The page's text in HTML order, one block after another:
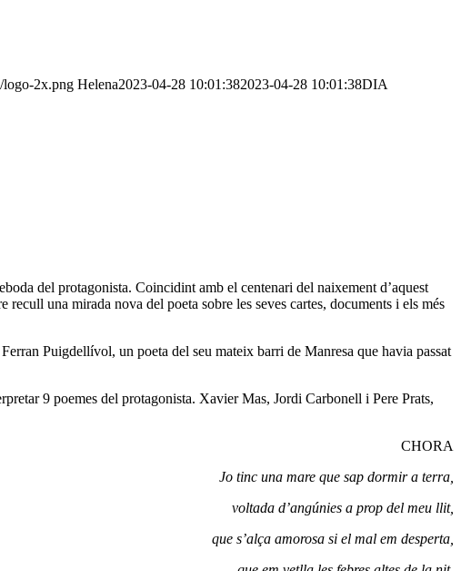
logo-2x.png Helena2023-04-28 10:01:382023-04-28 10:01:38DIA
del protagonista. Coincidint amb el centenari del naixement d’aquest
una mirada nova del poeta sobre les seves cartes, documents i els més
Puigdellívol, un poeta del seu mateix barri de Manresa que havia passat
9 poemes del protagonista. Xavier Mas, Jordi Carbonell i Pere Prats,
CHORA
Jo tinc una mare que sap dormir a terra,
voltada d’angúnies a prop del meu llit,
que s’alça amorosa si el mal em desperta,